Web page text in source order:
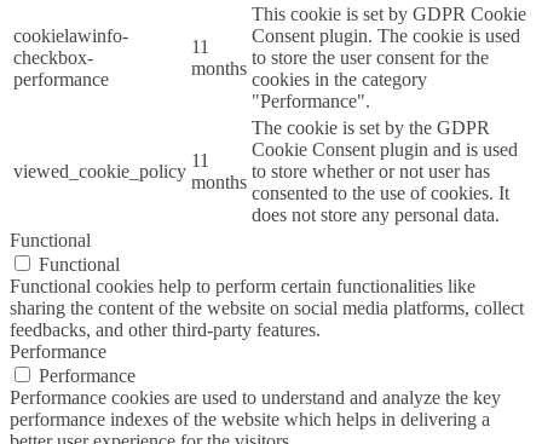
cookielawinfo-
checkbox-
performance
11
months
This cookie is set by GDPR Cookie
Consent plugin. The cookie is used
to store the user consent for the
cookies in the category
"Performance".
viewed_cookie_policy
11
months
The cookie is set by the GDPR
Cookie Consent plugin and is used
to store whether or not user has
consented to the use of cookies. It
does not store any personal data.
Functional
Functional
Functional cookies help to perform certain functionalities like
sharing the content of the website on social media platforms, collect
feedbacks, and other third-party features.
Performance
Performance
Performance cookies are used to understand and analyze the key
performance indexes of the website which helps in delivering a